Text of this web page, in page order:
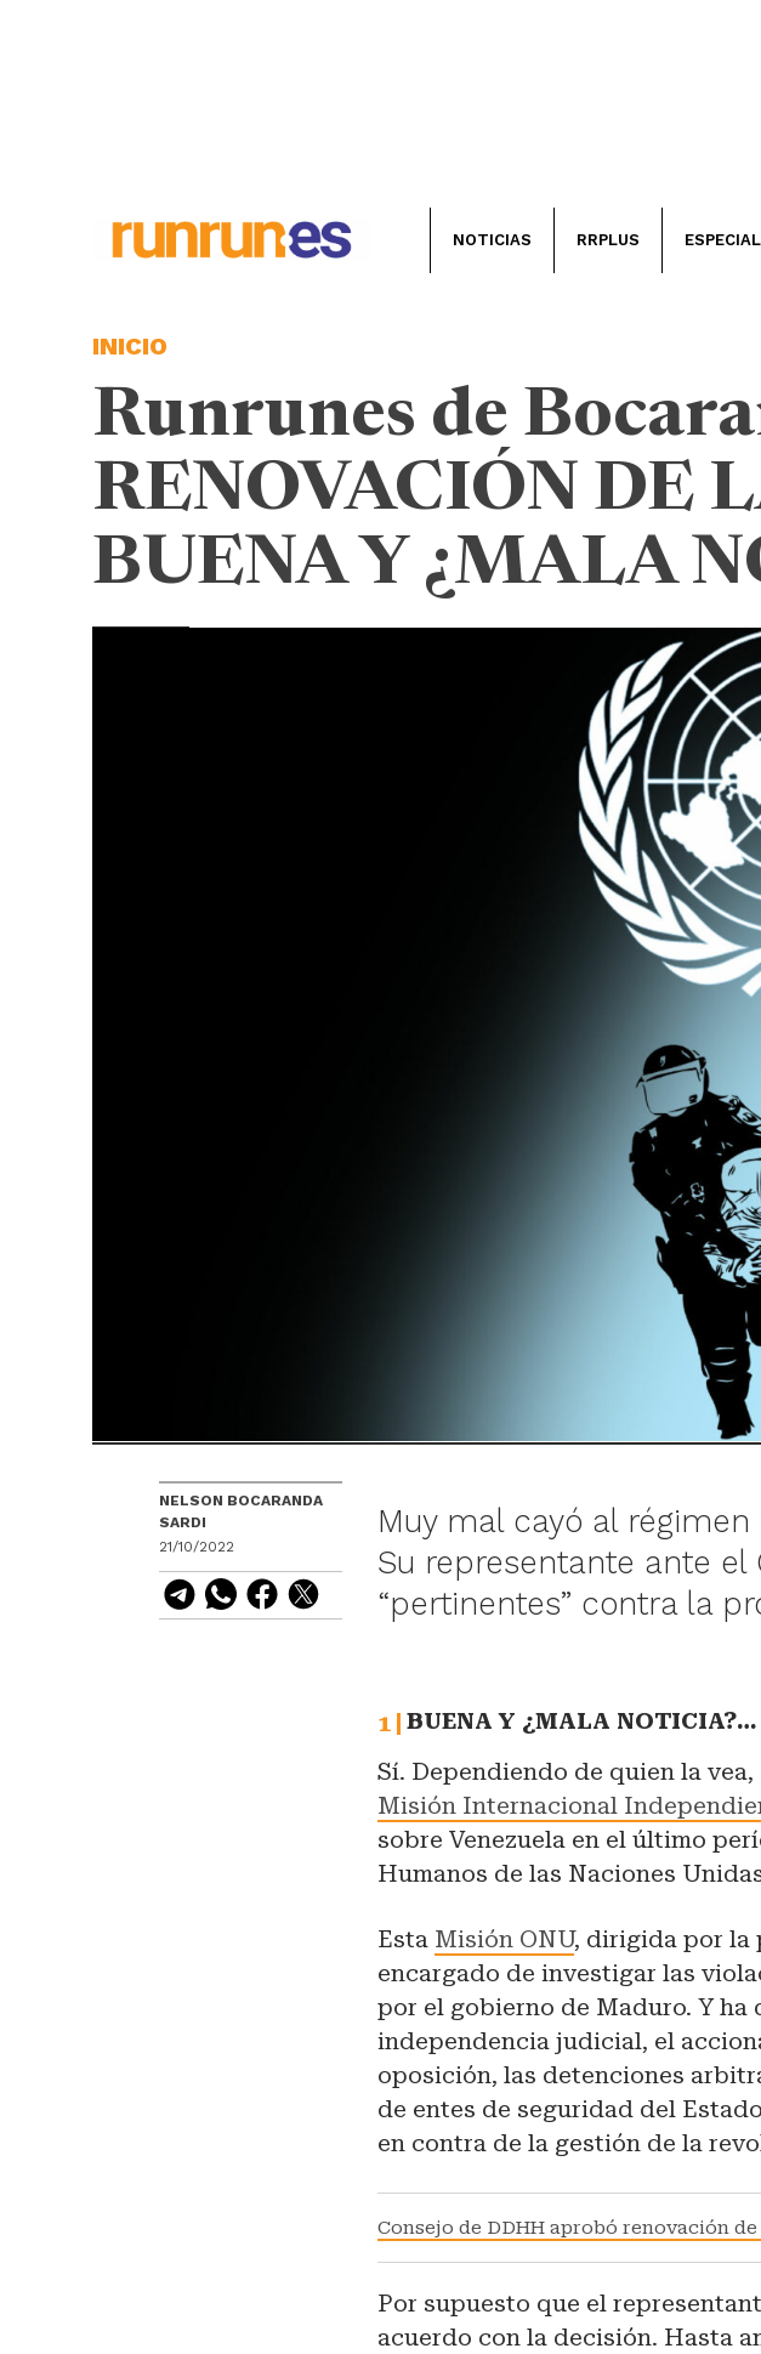
NOTICIAS RRPLUS
INICIO
Runrunes de
RENOVACIÓN DE
BUENA Y ¿MALA
NELSON BOCARANDA
SARDI
21/10/2022
Muy mal cayó al
Su representante ante
“pertinentes” contra la
BUENA Y ¿MALA NOTICIA?…
Sí. Dependiendo de quien la vea,
Misión Internacional
sobre Venezuela en el último
Humanos de las Naciones
Esta Misión ONU, dirigida por la
encargado de investigar las
por el gobierno de Maduro. Y
independencia judicial, el
oposición, las detenciones
de entes de seguridad del
en contra de la gestión de la
Consejo de DDHH aprobó renovación
Por supuesto que el
acuerdo con la decisión. Hasta